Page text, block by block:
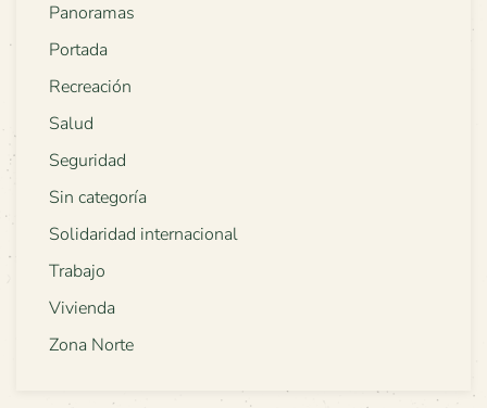
Panoramas
Portada
Recreación
Salud
Seguridad
Sin categoría
Solidaridad internacional
Trabajo
Vivienda
Zona Norte